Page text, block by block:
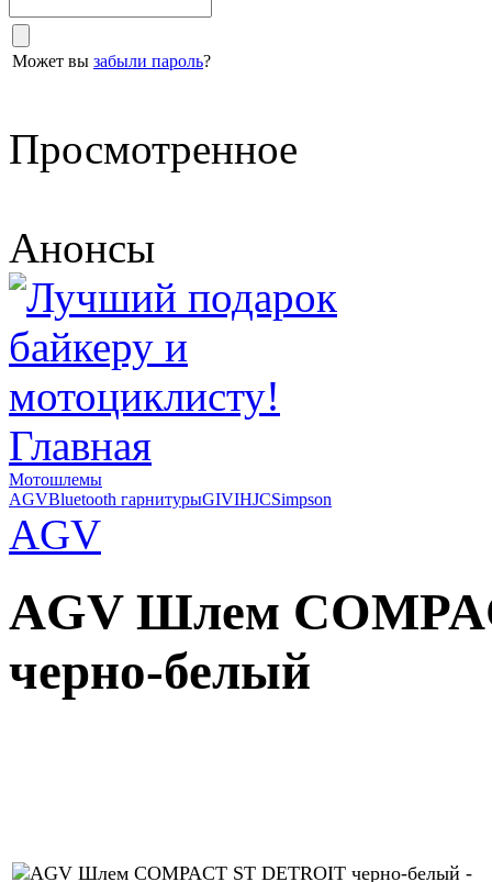
Может вы забыли пароль?
Просмотренное
Анонсы
Главная
Мотошлемы
AGVBluetooth гарнитурыGIVIHJCSimpson
AGV
AGV Шлем
черно-белый